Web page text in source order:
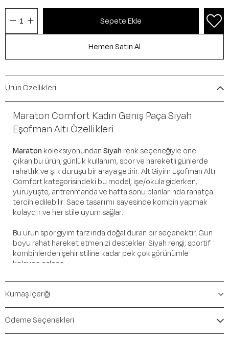
Ürün Özellikleri
Maraton Comfort Kadın Geniş Paça Siyah
Eşofman Altı Özellikleri
Maraton koleksiyonundanSiyah renk seçeneğiyle öne
çıkan bu ürün; günlük kullanım, spor ve hareketli günlerde
rahatlık ve şık duruşu bir araya getirir. Alt Giyim Eşofman Altı
Comfort kategorisindeki bu model; işe/okula giderken,
yürüyüşte, antrenmanda ve hafta sonu planlarında rahatça
tercih edilebilir. Sade tasarımı sayesinde kombin yapmak
kolaydır ve her stile uyum sağlar.
Bu ürün spor giyim tarzında doğal duran bir seçenektir. Gün
boyu rahat hareket etmenizi destekler. Siyah rengi; sportif
kombinlerden şehir stiline kadar pek çok görünümle
kolayca eşleşir.
Öne Çıkan Detaylar
Marka:Maraton
Renk:Siyah
Kumaş İçeriği
Ödeme Seçenekleri